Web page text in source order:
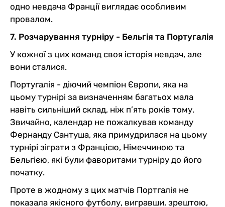
одно невдача Франції виглядає особливим
провалом.
7. Розчарування турніру - Бельгія та Португалія
У кожної з цих команд своя історія невдач, але
вони сталися.
Португалія - діючий чемпіон Європи, яка на
цьому турнірі за визначенням багатьох мала
навіть сильніший склад, ніж п’ять років тому.
Звичайно, календар не пожалкував команду
Фернанду Сантуша, яка примудрилася на цьому
турнірі зіграти з Францією, Німеччиною та
Бельгією, які були фаворитами турніру до його
початку.
Проте в жодному з цих матчів Портгалія не
показала якісного футболу, вигравши, зрештою,